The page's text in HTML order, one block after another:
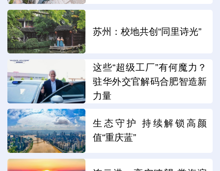
苏州：校地共创“同里诗光”
这些“超级工厂”有何魔力？
驻华外交官解码合肥智造新
力量
生态守护 持续解锁高颜
值“重庆蓝”